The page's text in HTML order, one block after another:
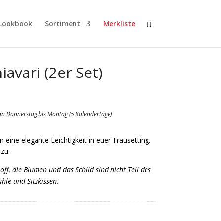
Sortiment Merkliste
(2er Set)
Donnerstag bis Montag (5 Kalendertage)
eine elegante Leichtigkeit in euer Trausetting.
die Blumen und das Schild sind nicht Teil des
und Sitzkissen.